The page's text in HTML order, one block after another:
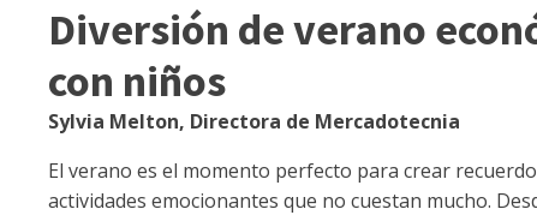
Diversión de verano
con niños
Sylvia Melton, Directora de Mercadotecnia
El verano es el momento perfecto para crear
actividades emocionantes que no cuestan mucho.